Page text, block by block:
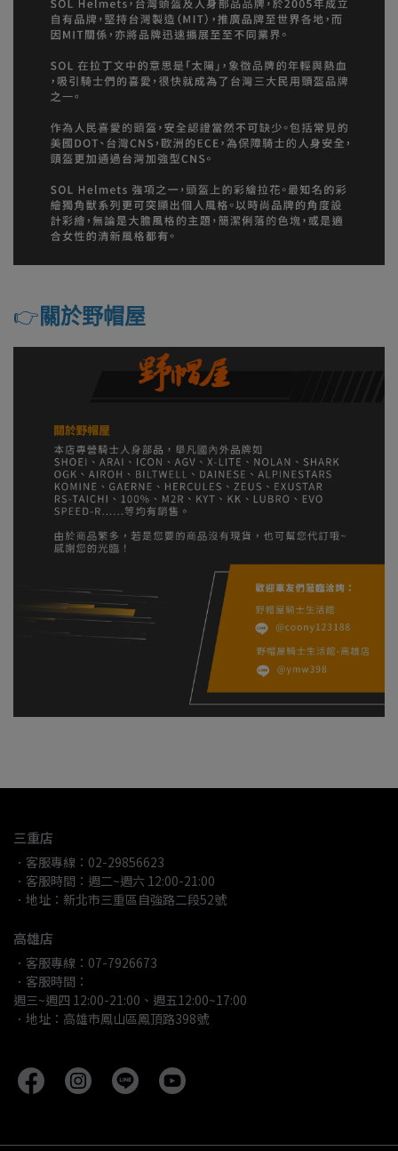
👉️ 關於野帽屋
三重店
．客服專線：02-29856623
．客服時間：週二~週六 12:00-21:00
．地址：新北市三重區自強路二段52號
高雄店
．客服專線：07-7926673
．客服時間：
週三~週四 12:00-21:00、週五12:00~17:00
．地址：高雄市鳳山區鳳頂路398號